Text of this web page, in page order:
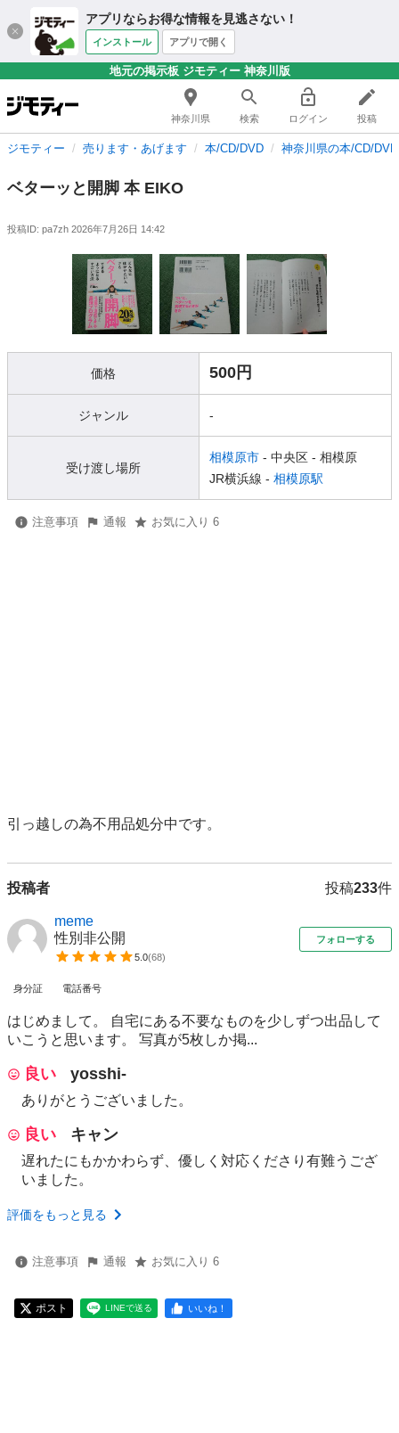
アプリならお得な情報を見逃さない！
インストール アプリで開く
地元の掲示板 ジモティー 神奈川版
神奈川県 検索 ログイン 投稿
ジモティー 売ります・あげます 本/CD/DVD 神奈川県の本/CD/DVD
ベターッと開脚 本 EIKO
投稿ID: pa7zh 2026年7月26日 14:42
価格 500円
ジャンル -
受け渡し場所
相模原市 - 中央区 - 相模原
JR横浜線 - 相模原駅
注意事項 通報 お気に入り 6
投稿者 投稿233件
meme
性別非公開
5.0(68)
フォローする
身分証 電話番号
はじめまして。 自宅にある不要なものを少しずつ出品して
いこうと思います。 写真が5枚しか掲...
良い yosshi-
ありがとうございました。
良い キャン
遅れたにもかかわらず、優しく対応くださり有難うござ
いました。
評価をもっと見る
注意事項 通報 お気に入り 6
ポスト LINEで送る いいね！